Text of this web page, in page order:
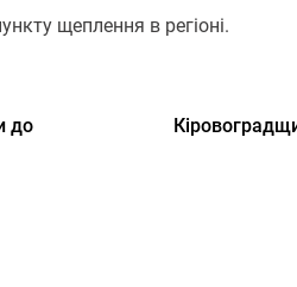
щеплення в регіоні.
до